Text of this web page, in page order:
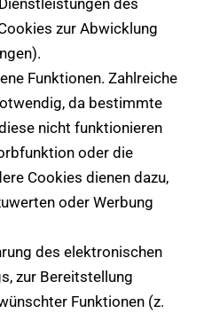
des
zur Abwicklung
Funktionen. Zahlreiche
da bestimmte
nicht funktionieren
oder die
Cookies dienen dazu,
oder Werbung
des elektronischen
zur Bereitstellung
Funktionen (z.